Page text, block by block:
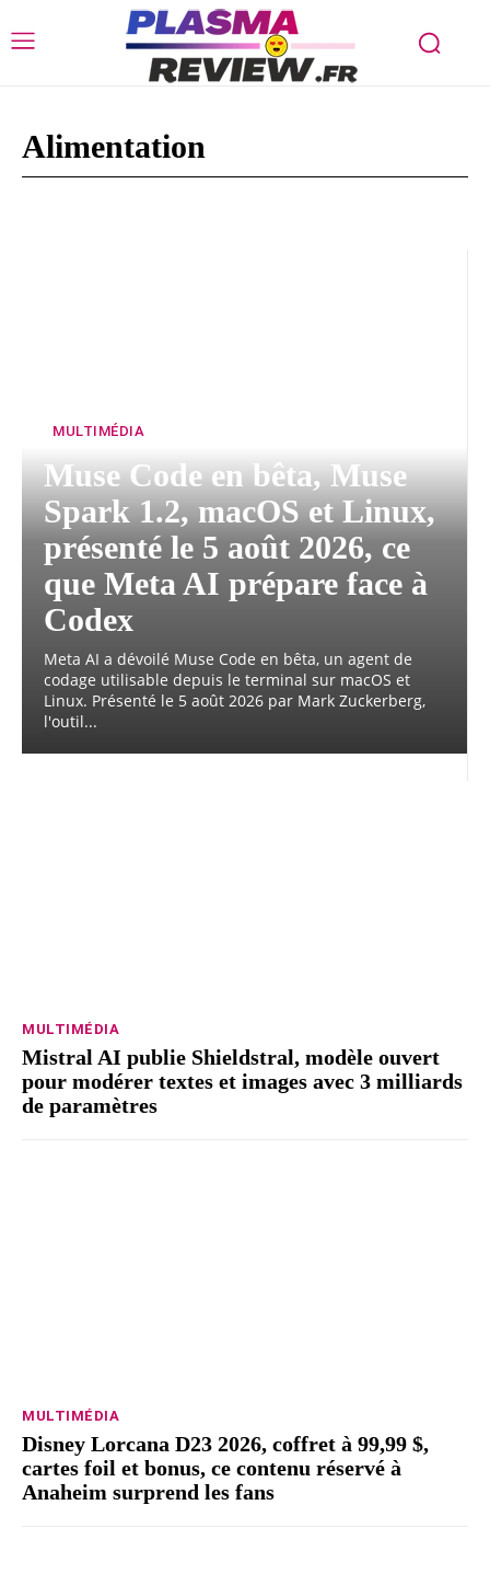
Alimentation
MULTIMÉDIA
Muse Code en bêta, Muse
Spark 1.2, macOS et Linux,
présenté le 5 août 2026, ce
que Meta AI prépare face à
Codex
Meta AI a dévoilé Muse Code en bêta, un agent de
codage utilisable depuis le terminal sur macOS et
Linux. Présenté le 5 août 2026 par Mark Zuckerberg,
l'outil...
MULTIMÉDIA
Mistral AI publie Shieldstral, modèle ouvert
pour modérer textes et images avec 3 milliards
de paramètres
MULTIMÉDIA
Disney Lorcana D23 2026, coffret à 99,99 $,
cartes foil et bonus, ce contenu réservé à
Anaheim surprend les fans